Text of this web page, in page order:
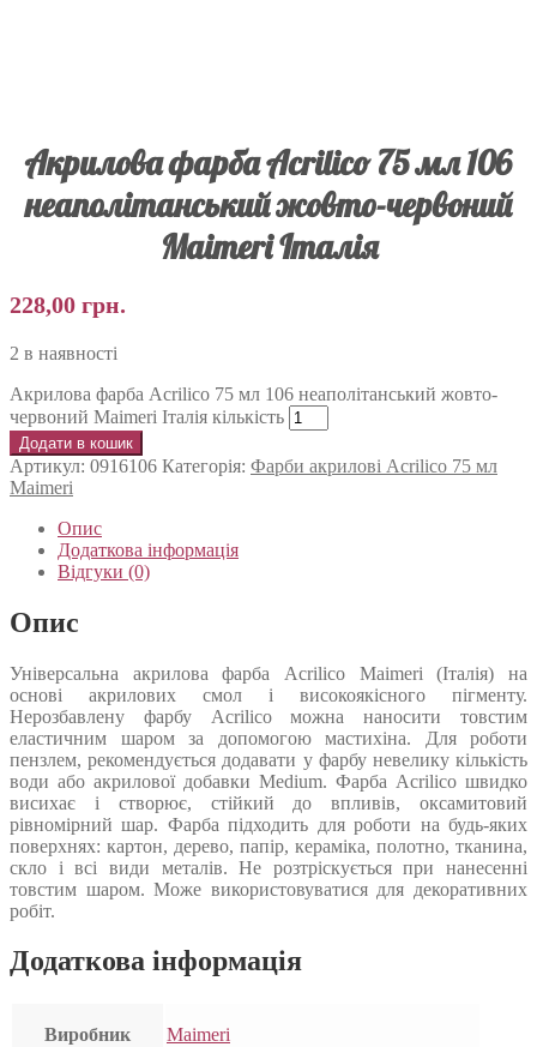
Акрилова фарба Acrilico 75 мл 106
неаполітанський жовто-червоний
Maimeri Італія
228,00 грн.
2 в наявності
Акрилова фарба Acrilico 75 мл 106 неаполітанський жовто-
червоний Maimeri Італія кількість
Додати в кошик
Артикул: 0916106 Категорія: Фарби акрилові Acrilico 75 мл
Maimeri
Опис
Додаткова інформація
Відгуки (0)
Опис
Універсальна акрилова фарба Acrilico Maimeri (Італія) на
основі акрилових смол і високоякісного пігменту.
Нерозбавлену фарбу Acrilico можна наносити товстим
еластичним шаром за допомогою мастихіна. Для роботи
пензлем, рекомендується додавати у фарбу невелику кількість
води або акрилової добавки Medium. Фарба Acrilico швидко
висихає і створює, стійкий до впливів, оксамитовий
рівномірний шар. Фарба підходить для роботи на будь-яких
поверхнях: картон, дерево, папір, кераміка, полотно, тканина,
скло і всі види металів. Не розтріскується при нанесенні
товстим шаром. Може використовуватися для декоративних
робіт.
Додаткова інформація
Виробник Maimeri